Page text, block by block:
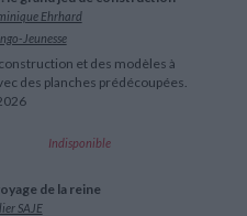
Critique et histoire littéraire
Littérature ancienne et médiévale
Humour
Religions - Spiritualités
Biographies historiques
Histoire des pays
Ehrhard
Jeunesse
et des modèles à
des planches prédécoupées.
Indisponible
de la reine
SAJE